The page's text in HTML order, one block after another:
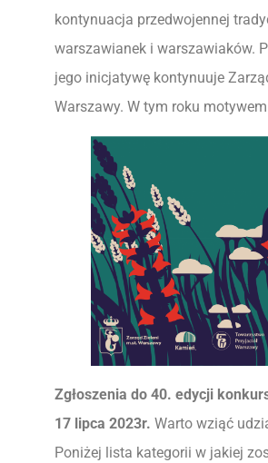
kontynuacja przedwojennej
warszawianek i warszawiaków.
jego inicjatywę kontynuuje
Warszawy. W tym roku
Zgłoszenia do 40. edycji
17 lipca 2023r. Warto wziąć
Poniżej lista kategorii w jakiej